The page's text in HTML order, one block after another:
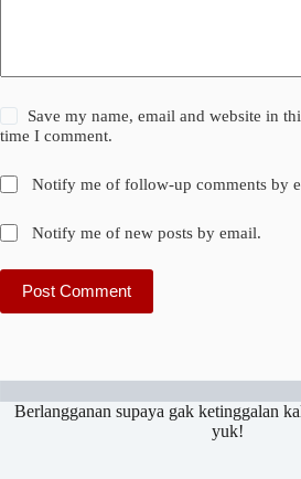
Save my name, email and website in
time I comment.
Notify me of follow-up comments by
Notify me of new posts by email.
Post Comment